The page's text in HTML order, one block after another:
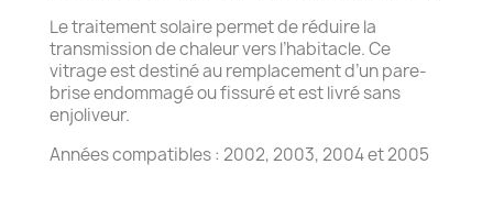
Le traitement solaire permet de réduire la
transmission de chaleur vers l’habitacle. Ce
vitrage est destiné au remplacement d’un pare-
brise endommagé ou fissuré et est livré sans
enjoliveur.
Années compatibles : 2002, 2003, 2004 et 2005